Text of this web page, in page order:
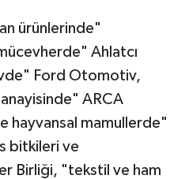
ürünlerinde"
Ahlatcı
Ford Otomotiv,
ARCA
hayvansal mamullerde"
bitkileri ve
Birliği, "tekstil ve ham